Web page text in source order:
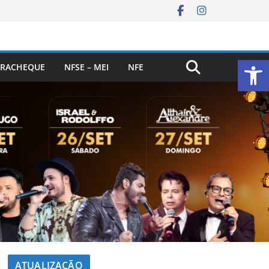
NFSE – MEI NFE
ATUALIZAÇÃO